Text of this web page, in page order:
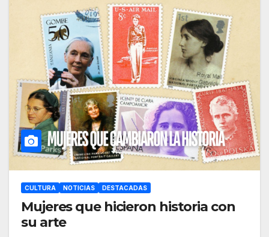
CULTURA NOTICIAS DESTACADAS
Mujeres que hicieron historia con
su arte